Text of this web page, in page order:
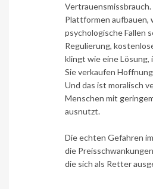
Plattformen aufbauen,
psychologische Fallen
Regulierung,
klingt wie eine Lösung,
Sie verkaufen
Und das ist moralisch
Menschen mit
ausnutzt.
Die echten Gefahren
die
die sich als Retter